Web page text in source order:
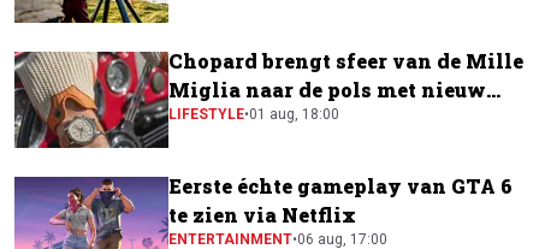
Chopard brengt sfeer van de Mille
Miglia naar de pols met nieuw
horloge
LIFESTYLE•01 aug, 18:00
Eerste échte gameplay van GTA 6
te zien via Netflix
ENTERTAINMENT•06 aug, 17:00